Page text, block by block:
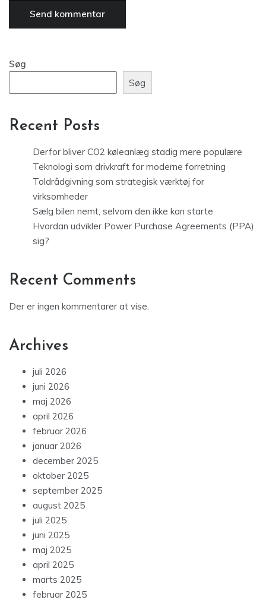
Søg
Søg
Recent Posts
Derfor bliver CO2 køleanlæg stadig mere populære
Teknologi som drivkraft for moderne forretning
Toldrådgivning som strategisk værktøj for
virksomheder
Sælg bilen nemt, selvom den ikke kan starte
Hvordan udvikler Power Purchase Agreements (PPA)
sig?
Recent Comments
Der er ingen kommentarer at vise.
Archives
juli 2026
juni 2026
maj 2026
april 2026
februar 2026
januar 2026
december 2025
oktober 2025
september 2025
august 2025
juli 2025
juni 2025
maj 2025
april 2025
marts 2025
februar 2025